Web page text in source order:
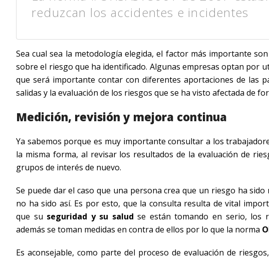
reduzcan los accidentes e incidentes
Sea cual sea la metodología elegida, el factor más importante
sobre el riesgo que ha identificado. Algunas empresas optan por
que será importante contar con diferentes aportaciones de las
salidas y la evaluación de los riesgos que se ha visto afectada de
Medición, revisión y mejora continua
Ya sabemos porque es muy importante consultar a los
la misma forma, al revisar los resultados de la evaluación de
grupos de interés de nuevo.
Se puede dar el caso que una persona crea que un riesgo ha
no ha sido así. Es por esto, que la consulta resulta de vital
que su seguridad y su salud se están tomando en serio, los
además se toman medidas en contra de ellos por lo que la norma
Es aconsejable, como parte del proceso de evaluación de